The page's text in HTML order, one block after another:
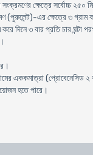
ক্ষেত্রে সর্বোচ্চ ২৫০
(পুরুলেন্ট)-এর ক্ষেত্রে ৩ গ্রাম
দিনে ৩ বার প্রতি চার ঘন্টা
এককমাত্রা (প্রোবেনেসিড ২
হতে পারে।